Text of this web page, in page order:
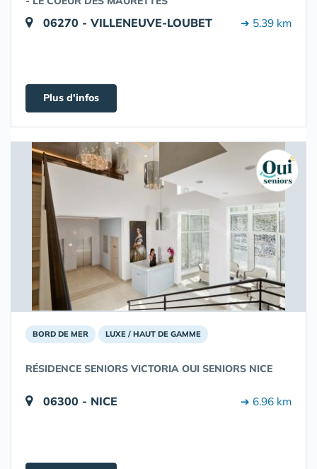
06270 - VILLENEUVE-LOUBET ➔ 5.39 km
Plus d'infos
BORD DE MER LUXE / HAUT DE GAMME
RÉSIDENCE SENIORS VICTORIA OUI SENIORS NICE
06300 - NICE ➔ 6.96 km